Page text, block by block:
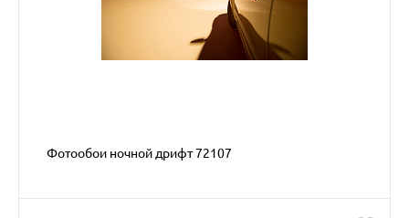
Фотообои ночной дрифт 72107